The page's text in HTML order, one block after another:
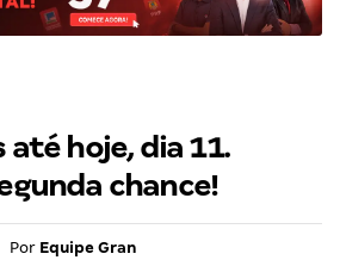
até hoje, dia 11.
chance!
Por Equipe Gran